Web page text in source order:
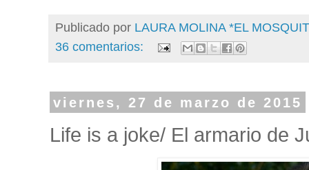
Publicado por LAURA MOLINA *EL
36 comentarios:
viernes, 27 de marzo de 2015
Life is a joke/ El armario de